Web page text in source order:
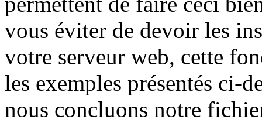
vous éviter de devoir les
votre serveur web, cette
les exemples présentés ci-
nous concluons notre